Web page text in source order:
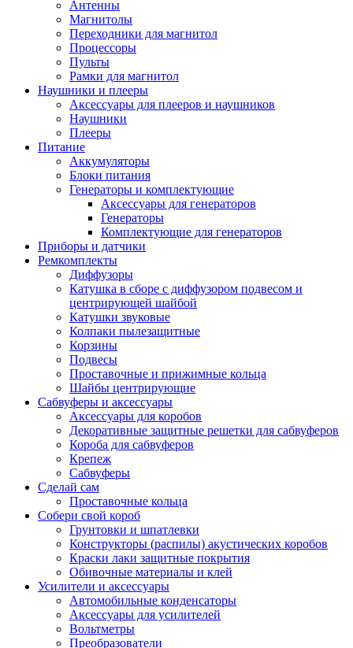
Антенны
Магнитолы
Переходники для магнитол
Процессоры
Пульты
Рамки для магнитол
Наушники и плееры
Аксессуары для плееров и наушников
Наушники
Плееры
Питание
Аккумуляторы
Блоки питания
Генераторы и комплектующие
Аксессуары для генераторов
Генераторы
Комплектующие для генераторов
Приборы и датчики
Ремкомплекты
Диффузоры
Катушка в сборе с диффузором подвесом и
центрирующей шайбой
Катушки звуковые
Колпаки пылезащитные
Корзины
Подвесы
Проставочные и прижимные кольца
Шайбы центрирующие
Сабвуферы и аксессуары
Аксессуары для коробов
Декоративные защитные решетки для сабвуферов
Короба для сабвуферов
Крепеж
Сабвуферы
Сделай сам
Проставочные кольца
Собери свой короб
Грунтовки и шпатлевки
Конструкторы (распилы) акустических коробов
Краски лаки защитные покрытия
Обивочные материалы и клей
Усилители и аксессуары
Автомобильные конденсаторы
Аксессуары для усилителей
Вольтметры
Преобразователи